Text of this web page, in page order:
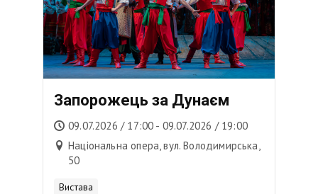
Запорожець за Дунаєм
09.07.2026 / 17:00 - 09.07.2026 / 19:00
Національна опера, вул. Володимирська,
50
Вистава